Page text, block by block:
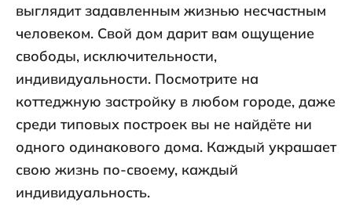
выглядит задавленным жизнью несчастным
человеком. Свой дом дарит вам ощущение
свободы, исключительности,
индивидуальности. Посмотрите на
коттеджную застройку в любом городе, даже
среди типовых построек вы не найдёте ни
одного одинакового дома. Каждый украшает
свою жизнь по-своему, каждый
индивидуальность.